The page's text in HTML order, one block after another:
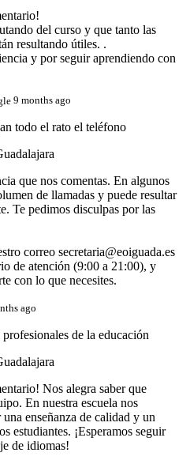
del curso y que tanto las
resultando útiles. .
y por seguir aprendiendo con
9 months ago
todo el rato el teléfono
que nos comentas. En algunos
de llamadas y puede resultar
Te pedimos disculpas por las
correo secretaria@eoiguada.es
de atención (9:00 a 21:00), y
con lo que necesites.
ago
profesionales de la educación
Nos alegra saber que
En nuestra escuela nos
enseñanza de calidad y un
estudiantes. ¡Esperamos seguir
de idiomas!